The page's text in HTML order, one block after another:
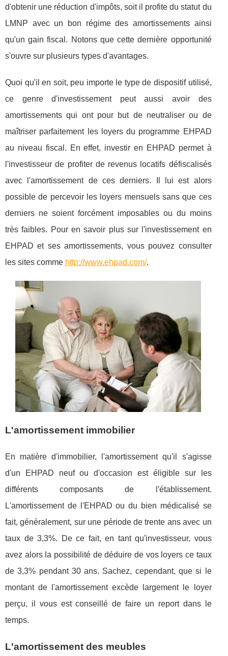
d'obtenir une réduction d'impôts, soit il profite du statut du
LMNP avec un bon régime des amortissements ainsi
qu'un gain fiscal. Notons que cette dernière opportunité
s'ouvre sur plusieurs types d'avantages.
Quoi qu'il en soit, peu importe le type de dispositif utilisé,
ce genre d'investissement peut aussi avoir des
amortissements qui ont pour but de neutraliser ou de
maîtriser parfaitement les loyers du programme EHPAD
au niveau fiscal. En effet, investir en EHPAD permet à
l'investisseur de profiter de revenus locatifs défiscalisés
avec l'amortissement de ces derniers. Il lui est alors
possible de percevoir les loyers mensuels sans que ces
derniers ne soient forcément imposables ou du moins
très faibles. Pour en savoir plus sur l'investissement en
EHPAD et ses amortissements, vous pouvez consulter
les sites comme http://www.ehpad.com/.
L'amortissement immobilier
En matière d'immobilier, l'amortissement qu'il s'agisse
d'un EHPAD neuf ou d'occasion est éligible sur les
différents composants de l'établissement.
L'amortissement de l'EHPAD ou du bien médicalisé se
fait, généralement, sur une période de trente ans avec un
taux de 3,3%. De ce fait, en tant qu'investisseur, vous
avez alors la possibilité de déduire de vos loyers ce taux
de 3,3% pendant 30 ans. Sachez, cependant, que si le
montant de l'amortissement excède largement le loyer
perçu, il vous est conseillé de faire un report dans le
temps.
L'amortissement des meubles